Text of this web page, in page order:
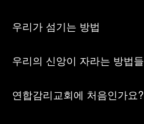
우리가 섬기는 방법
우리의 신앙이 자라는 방법들
연합감리교회에 처음인가요?